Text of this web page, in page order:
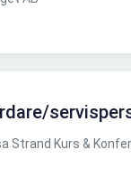
Strand Kurs &